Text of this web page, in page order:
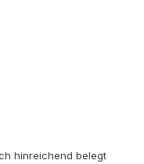
hinreichend belegt